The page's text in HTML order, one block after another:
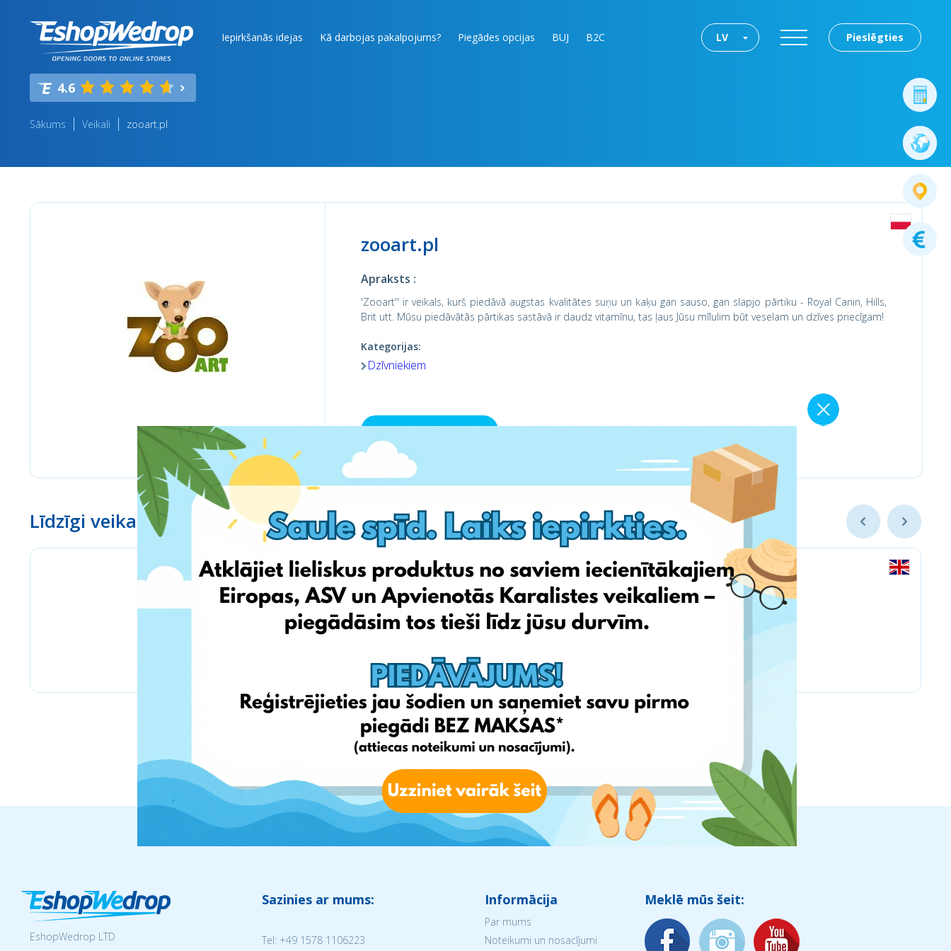
Iepirkšanās idejas Kā darbojas pakalpojums? Piegādes opcijas BUJ B2C Pieslēgties
LV
4.6
Sākums Veikali zooart.pl
zooart.pl
Apraksts :
'Zooart'' ir veikals, kurš piedāvā augstas kvalitātes suņu un kaķu gan sauso, gan slapjo pārtiku - Royal Canin, Hills,
Brit utt. Mūsu piedāvātās pārtikas sastāvā ir daudz vitamīnu, tas ļaus Jūsu mīlulim būt veselam un dzīves priecīgam!
Kategorijas:
Dzīvniekiem
Līdzīgi veikali
EshopWedrop LTD
Sazinies ar mums:
Tel: +49 1578 1106223
Informācija
Par mums
Noteikumi un nosacījumi
Meklē mūs šeit: